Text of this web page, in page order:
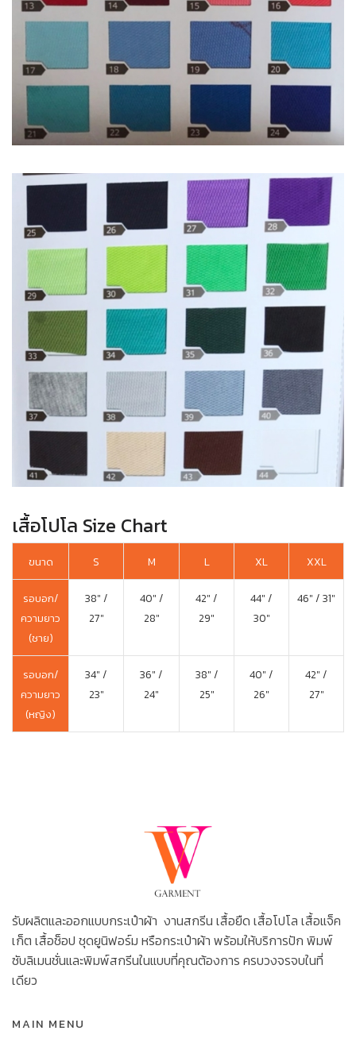
เสื้อโปโล Size Chart
ขนาด S M L XL XXL
รอบอก/
ความยาว
(ชาย)
38″ /
27″
40″ /
28″
42″ /
29″
44″ /
30″
46″ / 31″
รอบอก/
ความยาว
(หญิง)
34″ /
23″
36″ /
24″
38″ /
25″
40″ /
26″
42″ /
27″
รับผลิตและออกแบบกระเป๋าผ้า งานสกรีน เสื้อยืด เสื้อโปโล เสื้อแจ็ค
เก็ต เสื้อช็อป ชุดยูนิฟอร์ม หรือกระเป๋าผ้า พร้อมให้บริการปัก พิมพ์
ซับลิเมนชั่นและพิมพ์สกรีนในแบบที่คุณต้องการ ครบวงจรจบในที่
เดียว
MAIN MENU